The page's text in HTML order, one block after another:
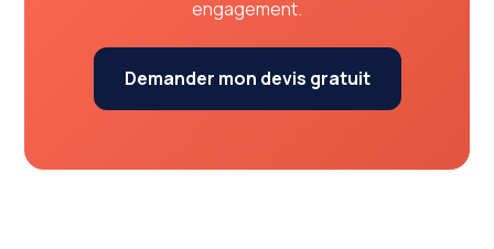
engagement.
Demander mon devis gratuit